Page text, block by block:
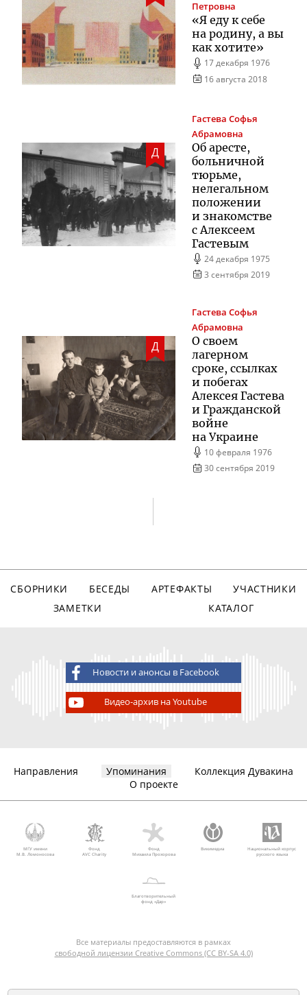
Петровна
«Я еду к себе
на родину, а вы
как хотите»
17 декабря 1976
16 августа 2018
Д
Гастева Софья
Абрамовна
Об аресте,
больничной
тюрьме,
нелегальном
положении
и знакомстве
с Алексеем
Гастевым
24 декабря 1975
3 сентября 2019
Д
Гастева Софья
Абрамовна
О своем
лагерном
сроке, ссылках
и побегах
Алексея Гастева
и Гражданской
войне
на Украине
10 февраля 1976
30 сентября 2019
СБОРНИКИ БЕСЕДЫ АРТЕФАКТЫ
УЧАСТНИКИ
ЗАМЕТКИ
КАТАЛОГ
Новости и анонсы в Facebook
Видео-архив на Youtube
Направления Упоминания
Коллекция Дувакина
О проекте
МГУ имени
М.В. Ломоносова
Фонд
AVC Charity
Фонд
Михаила Прохорова
Викимедиа
Национальный корпус
русского языка
Благотворительный
фонд «Дар»
Все материалы предоставляются в рамках
свободной лицензии Creative Commons (CC BY-SA 4.0)